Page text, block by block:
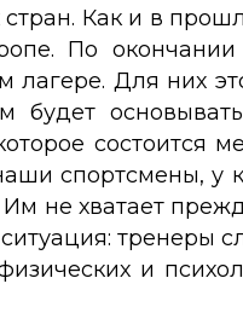
стран. Как и в
По
Для них
будет
состоится
спортсмены, у
не хватает
тренеры
и